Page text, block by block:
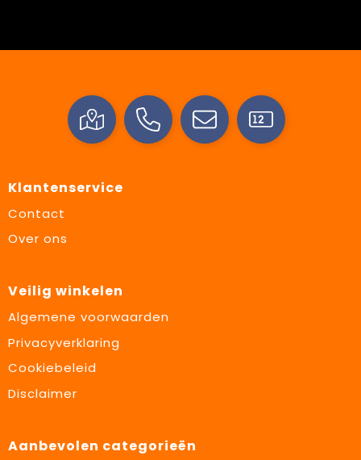
Klantenservice
Contact
Over ons
Veilig winkelen
Algemene voorwaarden
Privacyverklaring
Cookiebeleid
Disclaimer
Aanbevolen categorieën